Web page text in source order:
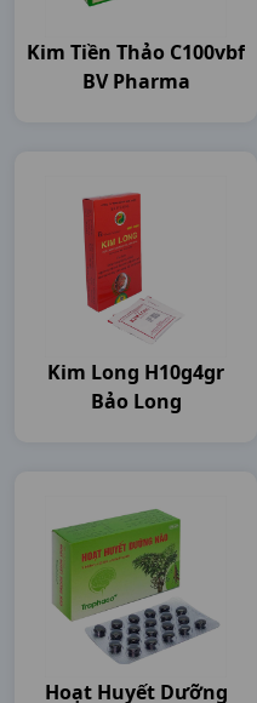
Kim Tiền Thảo C100vbf
BV Pharma
Kim Long H10g4gr
Bảo Long
Hoạt Huyết Dưỡng